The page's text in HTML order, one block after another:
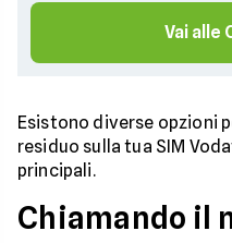
Vai alle
Esistono diverse opzioni
residuo sulla tua SIM
principali.
Chiamando il